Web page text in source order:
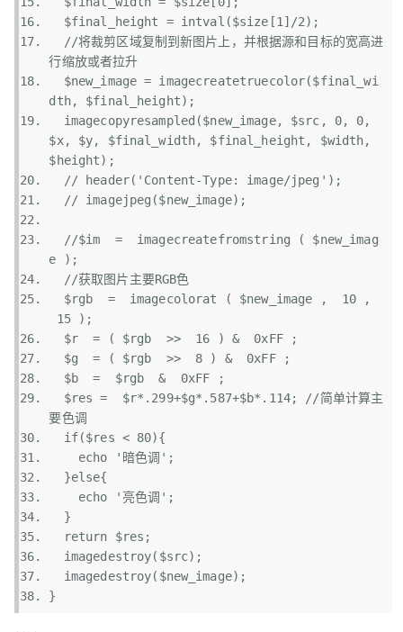
$final_height = intval ($size [1]/2);
//将裁剪区域复制到新图片上，并根据源和目标的宽高进
行缩放或者拉升
$new_image = imagecreatetruecolor($final_wi
dth, $final_height);
imagecopyresampled($new_image, $src , 0, 0,
$x, $y, $final_width, $final_height , $width,
$height);
// header('Content-Type: image/jpeg');
// imagejpeg($new_image);
//$im  =  imagecreatefromstring ( $new_imag
e );
//获取图片主要RGB色
$rgb =  imagecolorat ( $new_image ,  10 ,
15 );
$r = ( $rgb >>  16 ) &  0xFF ;
$g = ( $rgb >>  8 ) &  0xFF ;
$b = $rgb &  0xFF ;
$res = $r*.299+$g*.587+$b*.114;
//简单计算主
要色调
if($res < 80){
echo
'暗色调' ;
}else{
echo
'亮色调' ;
}
return
$res ;
imagedestroy( $src);
imagedestroy( $new_image);
}